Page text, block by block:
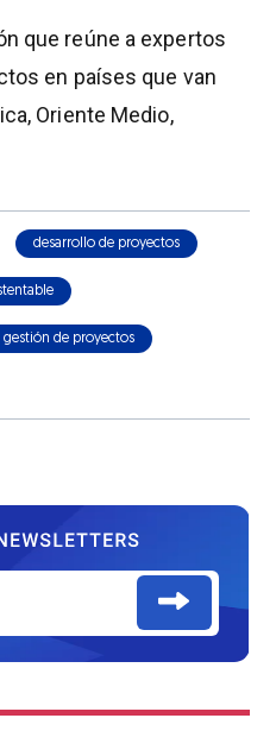
que reúne a expertos
en países que van
Oriente Medio,
desarrollo de proyectos
gestión de proyectos